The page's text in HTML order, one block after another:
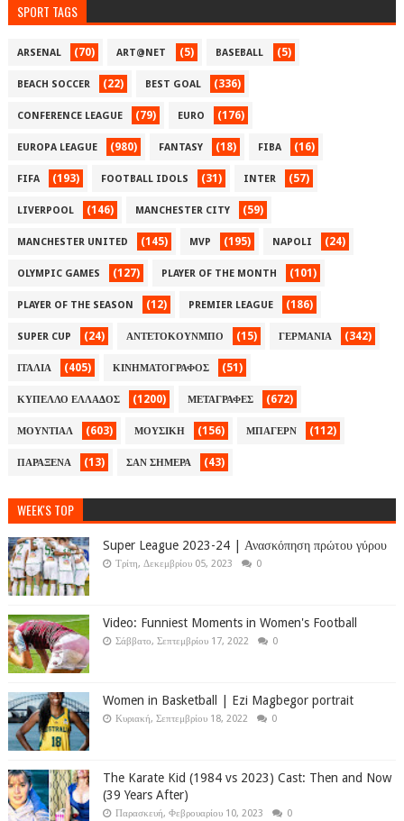
SPORT TAGS
ARSENAL (70) ART@NET (5) BASEBALL (5)
BEACH SOCCER (22) BEST GOAL (336)
CONFERENCE LEAGUE (79) EURO (176)
EUROPA LEAGUE (980) FANTASY (18) FIBA (16)
FIFA (193) FOOTBALL IDOLS (31) INTER (57)
LIVERPOOL (146) MANCHESTER CITY (59)
MANCHESTER UNITED (145) MVP (195) NAPOLI (24)
OLYMPIC GAMES (127) PLAYER OF THE MONTH (101)
PLAYER OF THE SEASON (12) PREMIER LEAGUE (186)
SUPER CUP (24) ΑΝΤΕΤΟΚΟΥΝΜΠΟ (15) ΓΕΡΜΑΝΙΑ (342)
ΙΤΑΛΙΑ (405) ΚΙΝΗΜΑΤΟΓΡΑΦΟΣ (51)
ΚΥΠΕΛΛΟ ΕΛΛΑΔΟΣ (1200) ΜΕΤΑΓΡΑΦΕΣ (672)
ΜΟΥΝΤΙΑΛ (603) ΜΟΥΣΙΚΗ (156) ΜΠΑΓΕΡΝ (112)
ΠΑΡΑΞΕΝΑ (13) ΣΑΝ ΣΗΜΕΡΑ (43)
WEEK'S TOP
Super League 2023-24 | Ανασκόπηση πρώτου γύρου
Τρίτη, Δεκεμβρίου 05, 2023 0
Video: Funniest Moments in Women's Football
Σάββατο, Σεπτεμβρίου 17, 2022 0
Women in Basketball | Ezi Magbegor portrait
Κυριακή, Σεπτεμβρίου 18, 2022 0
The Karate Kid (1984 vs 2023) Cast: Then and Now
(39 Years After)
Παρασκευή, Φεβρουαρίου 10, 2023 0